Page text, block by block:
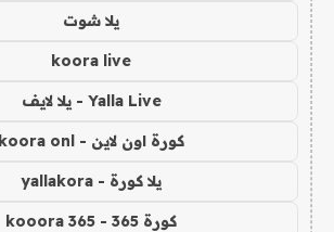
يلا شوت
koora live
Yalla Live - يلا لايف
كورة اون لاين - koora onl
يلا كورة - yallakora
كورة 365 - kooora 365